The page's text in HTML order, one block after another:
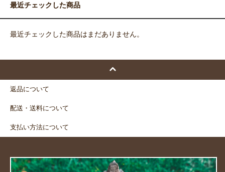
最近チェックした商品
最近チェックした商品はまだありません。
返品について
配送・送料について
支払い方法について